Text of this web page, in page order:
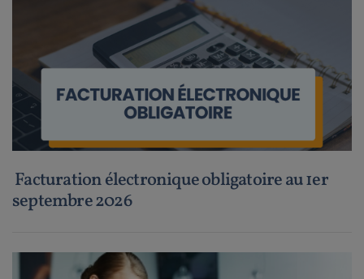
Facturation électronique obligatoire au 1er
septembre 2026